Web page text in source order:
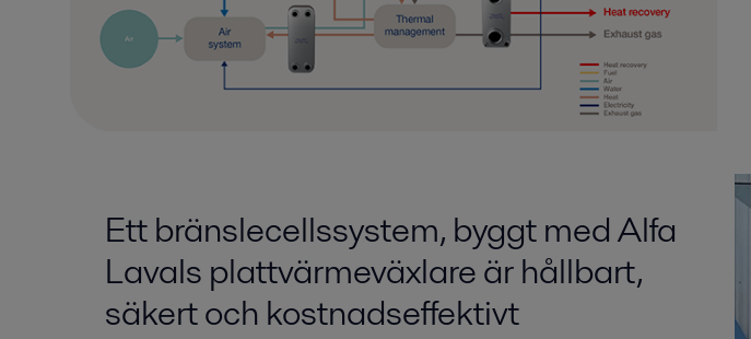
Ett bränslecellssystem, byggt med Alfa
Lavals plattvärmeväxlare är hållbart,
säkert och kostnadseffektivt